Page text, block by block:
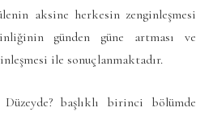
aksine herkesin zenginleşmesi
günden güne artması ve
ile sonuçlanmaktadır.
başlıklı birinci bölümde